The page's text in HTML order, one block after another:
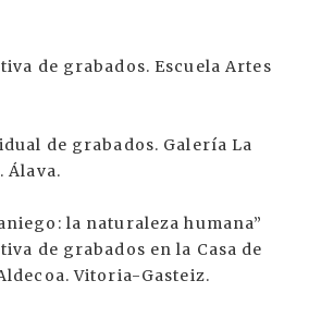
de grabados. Escuela Artes
de grabados. Galería La
Álava.
la naturaleza humana”
de grabados en la Casa de
Vitoria-Gasteiz.